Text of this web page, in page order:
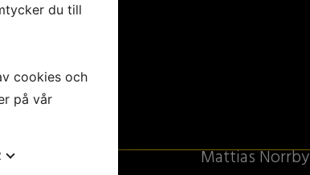
Hübinette Mattias Norrby
du till
cookies och
på vår